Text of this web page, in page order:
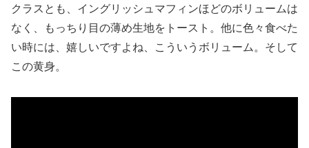
クラスとも、イングリッシュマフィンほどのボリュームは
なく、もっちり目の薄め生地をトースト。他に色々食べた
い時には、嬉しいですよね、こういうボリューム。そして
この黄身。